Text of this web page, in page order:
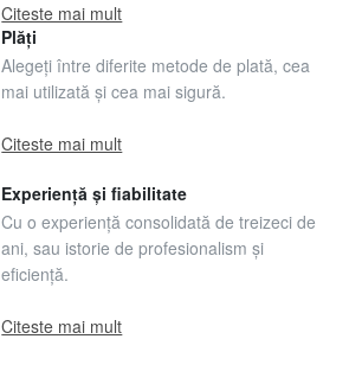
Citeste mai mult
Plăți
Alegeți între diferite metode de plată, cea
mai utilizată și cea mai sigură.
Citeste mai mult
Experiență și fiabilitate
Cu o experiență consolidată de treizeci de
ani, sau istorie de profesionalism și
eficiență.
Citeste mai mult